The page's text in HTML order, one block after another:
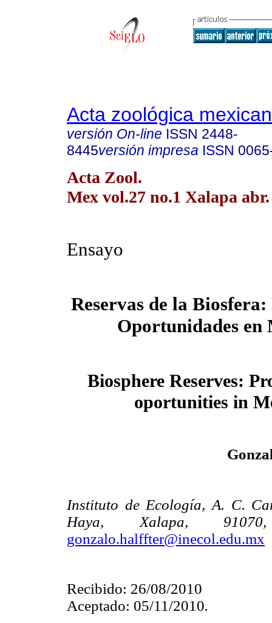
Acta zoológica
versión On-line ISSN 2448-
8445versión impresa ISSN
Acta Zool.
Mex vol.27 no.1 Xalapa abr.
Ensayo
Reservas de la
Oportunidades en
Biosphere Reserves:
oportunities in
Instituto de Ecología, A. C.
Haya, Xalapa,
gonzalo.halffter@inecol.edu.mx
Recibido: 26/08/2010
Aceptado: 05/11/2010.